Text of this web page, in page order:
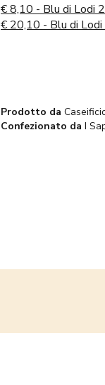
€8,10 - Blu di Lodi
€ 20,10 - Blu di
Prodotto da
Confezionato da I